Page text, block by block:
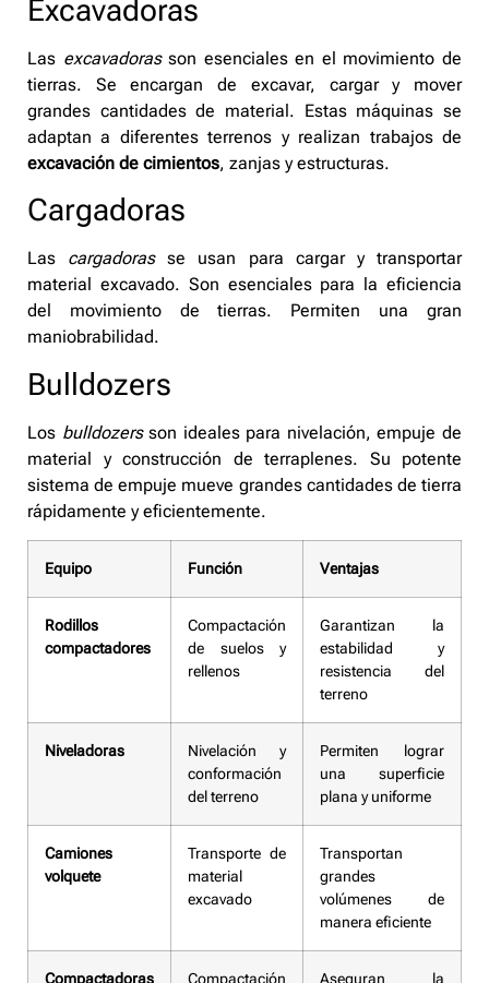
Excavadoras
Las excavadorasson esenciales en el movimiento de
tierras. Se encargan de excavar, cargar y mover
grandes cantidades de material. Estas máquinas se
adaptan a diferentes terrenos y realizan trabajos de
excavación de cimientos, zanjas y estructuras.
Cargadoras
Las cargadorasse usan para cargar y transportar
material excavado. Son esenciales para la eficiencia
del movimiento de tierras. Permiten una gran
maniobrabilidad.
Bulldozers
Los bulldozersson ideales para nivelación, empuje de
material y construcción de terraplenes. Su potente
sistema de empuje mueve grandes cantidades de tierra
rápidamente y eficientemente.
Equipo Función Ventajas
Rodillos
compactadores
Compactación
de suelos y
rellenos
Garantizan la
estabilidad y
resistencia del
terreno
Niveladoras
Nivelación y
conformación
del terreno
Permiten lograr
una superficie
plana y uniforme
Camiones
volquete
Transporte de
material
excavado
Transportan
grandes
volúmenes de
manera eficiente
Compactadoras
Compactación
Aseguran la